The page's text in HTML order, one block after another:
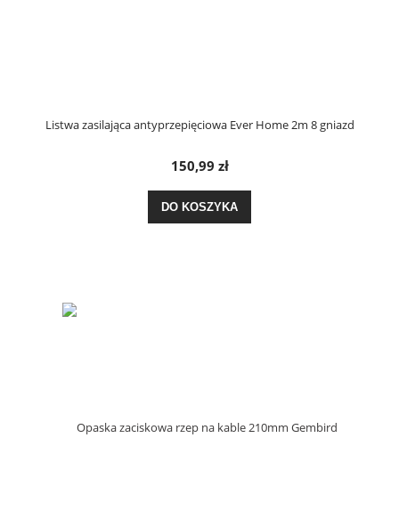
Listwa zasilająca antyprzepięciowa Ever Home 2m 8 gniazd
150,99 zł
DO KOSZYKA